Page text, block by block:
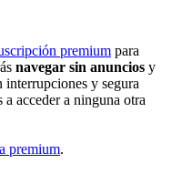
premium para
navegar sin anuncios y
y segura
a acceder a ninguna otra
premium.